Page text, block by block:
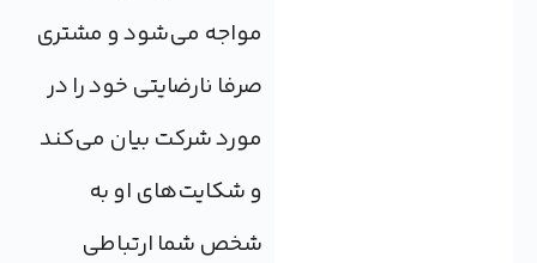
مواجه می‌شود و مشتری
صرفا نارضایتی خود را در
مورد شرکت بیان می‌کند
و شکایت‌های او به
شخص شما ارتباطی